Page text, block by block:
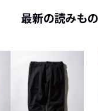
最新の読みもの